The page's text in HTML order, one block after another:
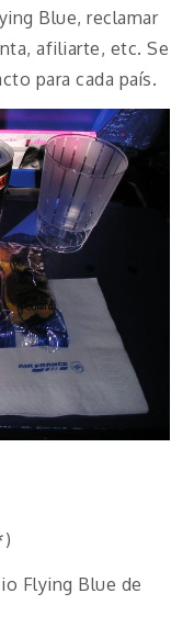
Blue, reclamar
afiliarte, etc. Se
para cada país.
Flying Blue de